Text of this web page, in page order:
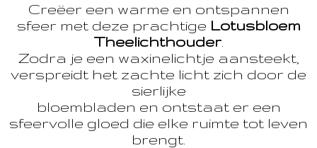
Creëer een warme en ontspannen
sfeer met deze prachtige Lotusbloem
Theelichthouder.
Zodra je een waxinelichtje aansteekt,
verspreidt het zachte licht zich door de
sierlijke
bloembladen en ontstaat er een
sfeervolle gloed die elke ruimte tot leven
brengt.